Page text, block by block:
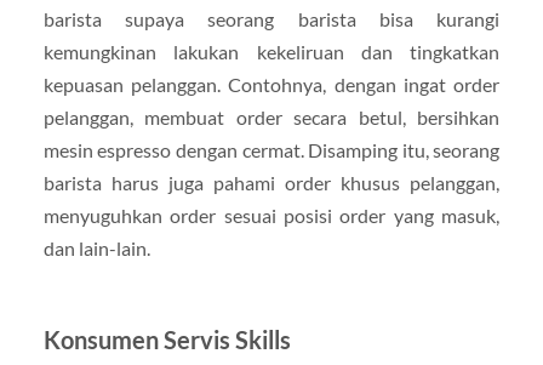
barista supaya seorang barista bisa kurangi
kemungkinan lakukan kekeliruan dan tingkatkan
kepuasan pelanggan. Contohnya, dengan ingat order
pelanggan, membuat order secara betul, bersihkan
mesin espresso dengan cermat. Disamping itu, seorang
barista harus juga pahami order khusus pelanggan,
menyuguhkan order sesuai posisi order yang masuk,
dan lain-lain.
Konsumen Servis Skills